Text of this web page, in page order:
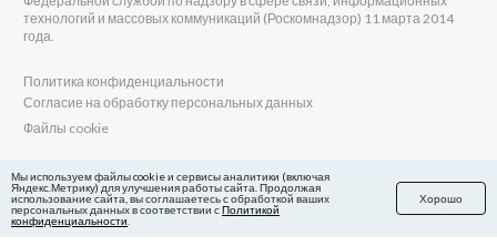
технологий и массовых коммуникаций (Роскомнадзор) 11 марта 2014
года.
Политика конфиденциальности
Согласие на обработку персональных данных
Файлы cookie
Главный редактор Сиб.фм
Бобровников Виктор Евгеньевич
Учредитель ООО «Сиб.фм»
E-mail редакции: fm@sib.fm
Мы используем файлы cookie и сервисы аналитики (включая
Яндекс.Метрику) для улучшения работы сайта. Продолжая
использование сайта, вы соглашаетесь с обработкой ваших
персональных данных в соответствии сПолитикой
конфиденциальности
Хорошо